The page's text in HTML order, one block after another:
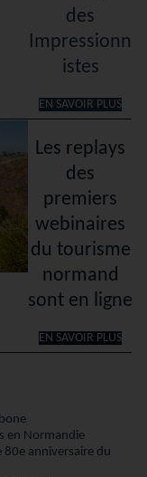
des
Impressionn
istes
EN SAVOIR PLUS
Les replays
des
premiers
webinaires
du tourisme
normand
sont en ligne
EN SAVOIR PLUS
en Normandie
80e anniversaire du